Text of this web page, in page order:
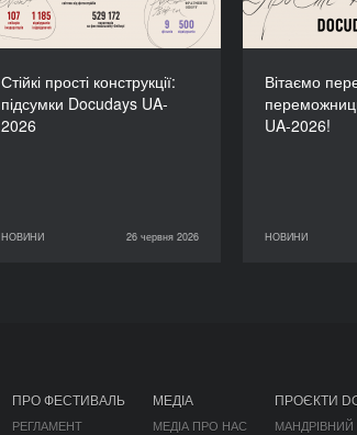
Стійкі прості конструкції:
підсумки Docudays UA-
2026
НОВИНИ 26 червня 2026
НОВИНИ
26 червня 2026
Вітаємо
UA-2026!
НОВИНИ
11 червня 2026
ПРО ФЕСТИВАЛЬ
РЕГЛАМЕНТ
МЕДІА
МЕДІА ПРО НАС
ПРОЄКТИ